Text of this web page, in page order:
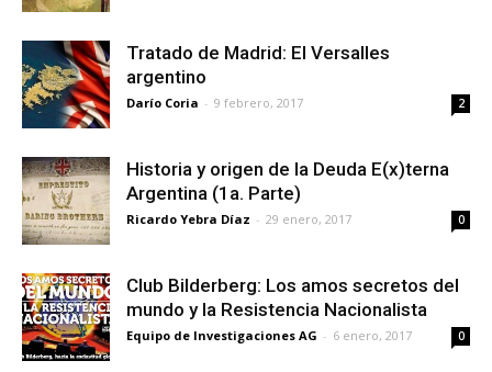
Tratado de Madrid: El Versalles
argentino
Darío Coria - 9 febrero, 2017 2
Historia y origen de la Deuda E(x)terna
Argentina (1a. Parte)
Ricardo Yebra Díaz - 29 enero, 2017 0
Club Bilderberg: Los amos secretos del
mundo y la Resistencia Nacionalista
Equipo de Investigaciones AG - 6 enero, 2017 0